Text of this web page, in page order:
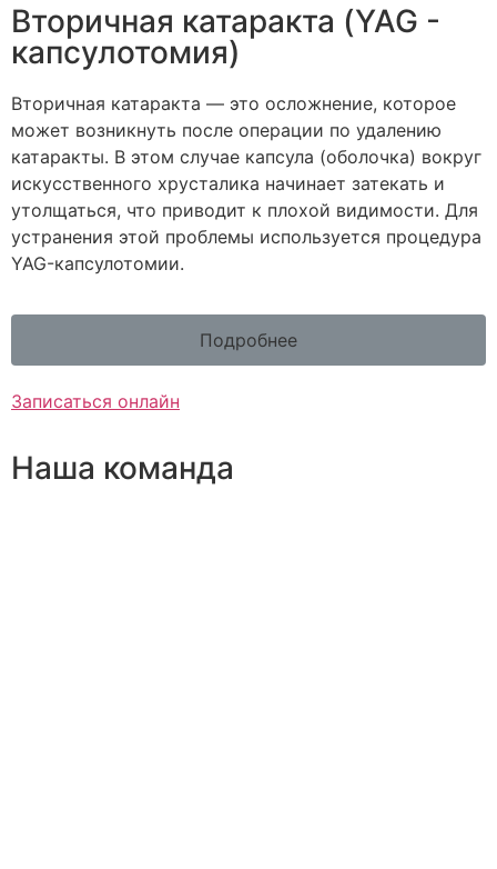
Вторичная катаракта (YAG -
капсулотомия)
Вторичная катаракта — это осложнение, которое
может возникнуть после операции по удалению
катаракты. В этом случае капсула (оболочка) вокруг
искусственного хрусталика начинает затекать и
утолщаться, что приводит к плохой видимости. Для
устранения этой проблемы используется процедура
YAG-капсулотомии.
Подробнее
Записаться онлайн
Наша команда